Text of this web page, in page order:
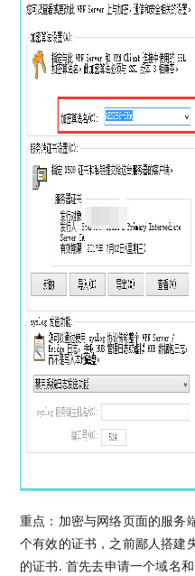
重点：加密与网络页面的服务
个有效的证书，之前鄙人搭建
的证书. 首先去申请一个域名